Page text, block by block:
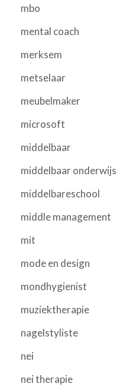
mbo
mental coach
merksem
metselaar
meubelmaker
microsoft
middelbaar
middelbaar onderwijs
middelbareschool
middle management
mit
mode en design
mondhygienist
muziektherapie
nagelstyliste
nei
nei therapie